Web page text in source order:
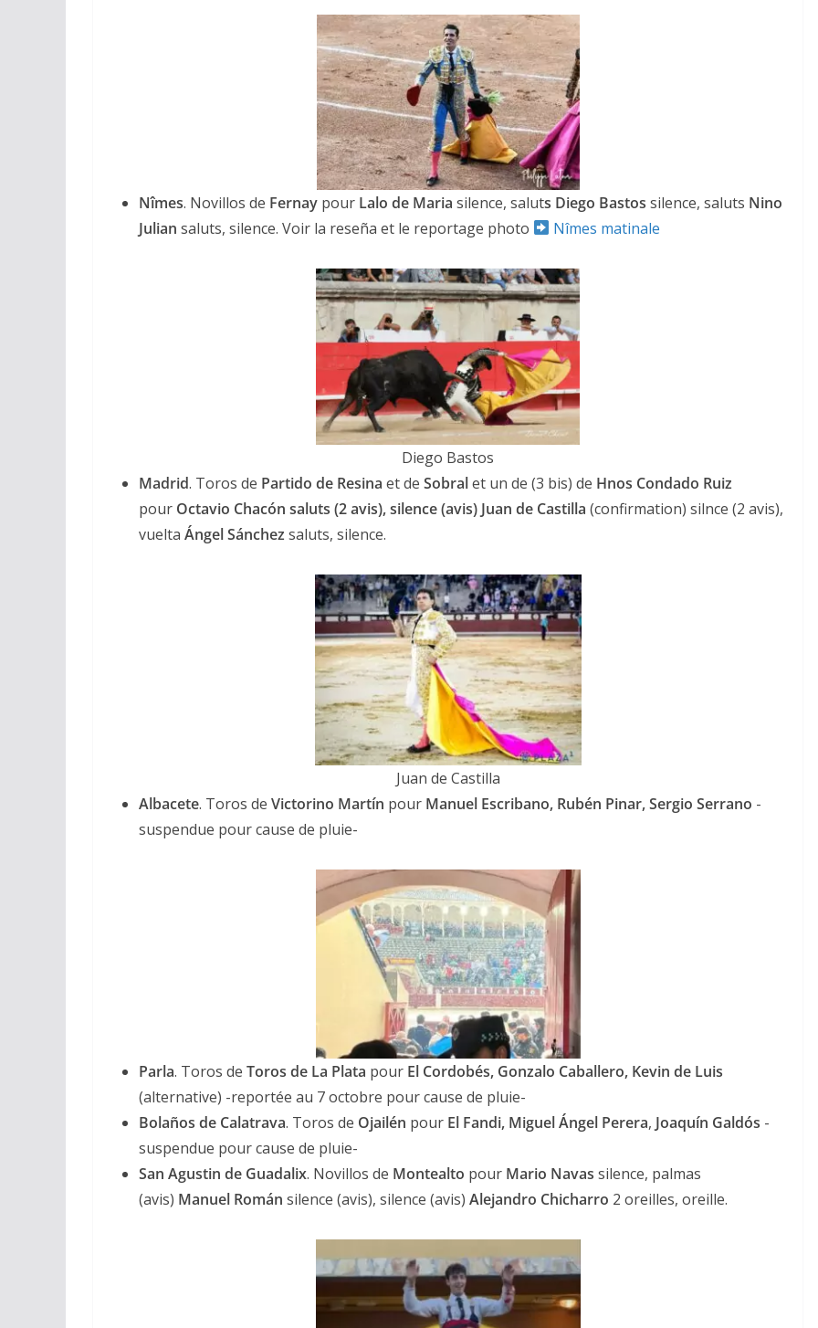
Nîmes. Novillos de Fernay pour Lalo de Maria silence, saluts Diego Bastos silence, saluts Nino
Julian saluts, silence. Voir la reseña et le reportage photo Nîmes matinale
Diego Bastos
Madrid. Toros de Partido de Resina et de Sobralet un de (3 bis) de Hnos Condado Ruiz
pour Octavio Chacón saluts (2 avis), silence (avis) Juan de Castilla (confirmation) silnce (2 avis),
vuelta Ángel Sánchez saluts, silence.
Juan de Castilla
Albacete. Toros de Victorino Martín pour Manuel Escribano, Rubén Pinar, Sergio Serrano -
suspendue pour cause de pluie-
Parla. Toros de Toros de La Plata pour El Cordobés, Gonzalo Caballero, Kevin de Luis
(alternative) -reportée au 7 octobre pour cause de pluie-
Bolaños de Calatrava. Toros de Ojailén pour El Fandi, Miguel Ángel Perera, Joaquín Galdós -
suspendue pour cause de pluie-
San Agustin de Guadalix. Novillos de Montealto pour Mario Navas silence, palmas
(avis) Manuel Román silence (avis), silence (avis) Alejandro Chicharro 2 oreilles, oreille.